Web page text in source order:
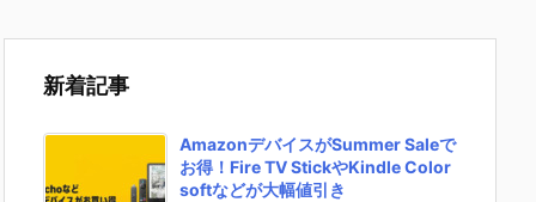
新着記事
AmazonデバイスがSummer Saleで
お得！Fire TV StickやKindle Color
softなどが大幅値引き